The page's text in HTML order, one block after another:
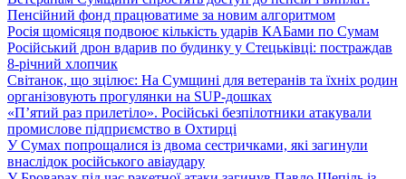
Пенсійний фонд працюватиме за новим алгоритмом
Росія щомісяця подвоює кількість ударів КАБами по Сумам
Російський дрон вдарив по будинку у Стецьківці: постраждав
8-річний хлопчик
Світанок, що зцілює: На Сумщині для ветеранів та їхніх родин
організовують прогулянки на SUP-дошках
«П’ятий раз прилетіло». Російські безпілотники атакували
промислове підприємство в Охтирці
У Сумах попрощалися із двома сестричками, які загинули
внаслідок російського авіаудару